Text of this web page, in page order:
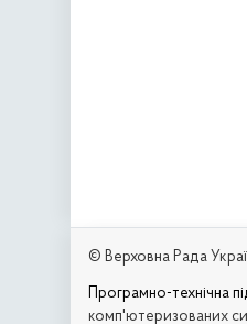
© Верховна Рада
Програмно-технічна
комп'ютеризованих